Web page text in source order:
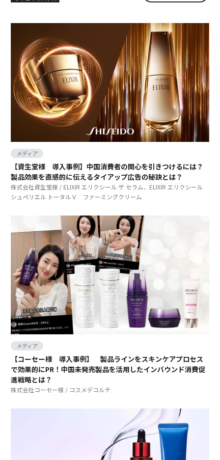
中国SNSアカウントコンサルティグ、運用
コンテンツコミュニケーション
メディア
【資生堂様 導入事例】中国消費者の関心を引きつけるには？
製品効果を直感的に伝えるタイアップ広告の秘訣とは？
株式会社資生堂様 / ELIXIR エリクシール ザ セラム、ELIXIR エリクシール
シュペリエル トータルＶ ファーミングクリーム
メディア
【コーセー様 導入事例】 製品ラインをスキンケアプロセス
で効果的にPR！中国未発売製品を活用したインバウンド消費促
進戦略とは？
株式会社コーセー様 / コスメデコルテ